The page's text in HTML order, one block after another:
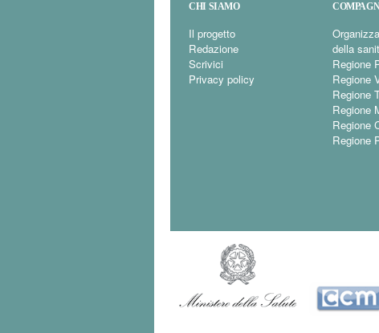
CHI SIAMO
Il progetto
Redazione
Scrivici
Privacy policy
della
Regione
Regione
Regione
Regione
Regione
Regione